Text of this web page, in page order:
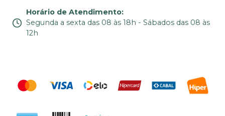
Horário de Atendimento:
Segunda a sexta das 08 às 18h - Sábados das 08 às
12h